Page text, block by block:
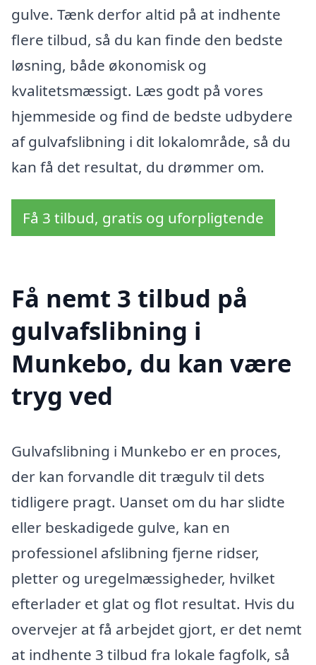
gulve. Tænk derfor altid på at indhente
flere tilbud, så du kan finde den bedste
løsning, både økonomisk og
kvalitetsmæssigt. Læs godt på vores
hjemmeside og find de bedste udbydere
af gulvafslibning i dit lokalområde, så du
kan få det resultat, du drømmer om.
Få 3 tilbud, gratis og uforpligtende
Få nemt 3 tilbud på
gulvafslibning i
Munkebo, du kan være
tryg ved
Gulvafslibning i Munkebo er en proces,
der kan forvandle dit trægulv til dets
tidligere pragt. Uanset om du har slidte
eller beskadigede gulve, kan en
professionel afslibning fjerne ridser,
pletter og uregelmæssigheder, hvilket
efterlader et glat og flot resultat. Hvis du
overvejer at få arbejdet gjort, er det nemt
at indhente 3 tilbud fra lokale fagfolk, så